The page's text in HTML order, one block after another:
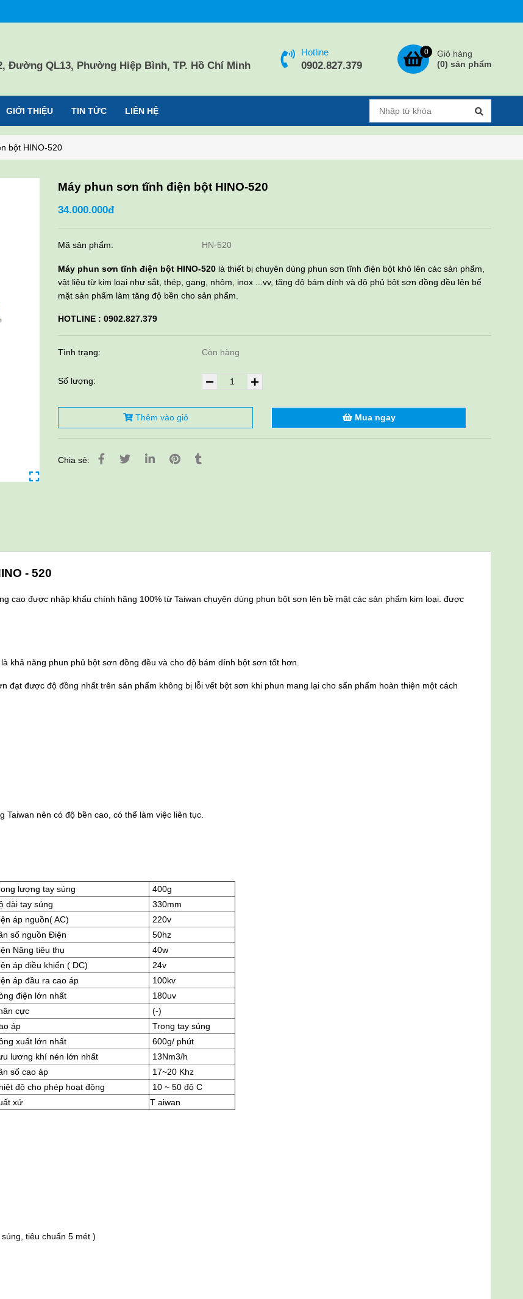
Đường QL13, Phường Hiệp Bình, TP. Hồ Chí Minh
Hotline
0902.827.379
0
Giỏ hàng
(0) sản phẩm
GIỚI THIỆU TIN TỨC LIÊN HỆ
bột HINO-520
Máy phun sơn tĩnh điện bột HINO-520
34.000.000đ
Mã sản phẩm: HN-520
Máy phun sơn tĩnh điện bột HINO-520 là thiết bị chuyên dùng phun sơn tĩnh điện bột khô lên các sản phẩm,
vật liệu từ kim loại như sắt, thép, gang, nhôm, inox ...vv, tăng độ bám dính và độ phủ bột sơn đồng đều lên bế
mặt sản phẩm làm tăng độ bền cho sản phẩm.
HOTLINE : 0902.827.379
Tình trạng: Còn hàng
Số lượng:
Thêm vào giỏ Mua ngay
Chia sẻ:
- 520
cao được nhập khẩu chính hãng 100% từ Taiwan chuyên dùng phun bột sơn lên bề mặt các sản phẩm kim loại. được
khả năng phun phủ bột sơn đồng đều và cho độ bám dính bột sơn tốt hơn.
đạt được độ đồng nhất trên sản phẩm không bị lỗi vết bột sơn khi phun mang lại cho sẩn phẩm hoàn thiện một cách
Taiwan nên có độ bền cao, có thể làm việc liên tục.
lượng tay súng
400g
dài tay súng
330mm
áp nguồn( AC)
220v
số nguồn Điện
50hz
Năng tiêu thụ
40w
áp điều khiển ( DC)
24v
áp đầu ra cao áp
100kv
điện lớn nhất
180uv
cực
(-)
áp
Trong tay súng
xuất lớn nhất
600g/ phút
lương khí nén lớn nhất
13Nm3/h
số cao áp
17~20 Khz
độ cho phép hoạt động
10 ~ 50 độ C
xứ
T aiwan
tiêu chuẩn 5 mét )